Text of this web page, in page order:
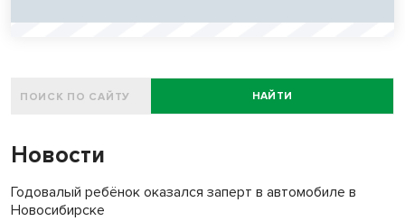
НАЙТИ
Новости
Годовалый ребёнок оказался заперт в автомобиле в
Новосибирске